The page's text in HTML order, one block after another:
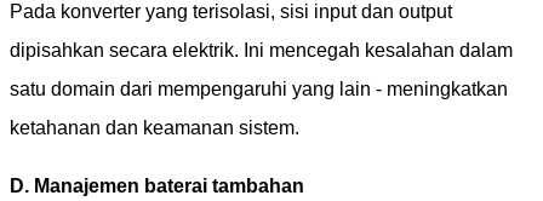
Pada konverter yang terisolasi, sisi input dan output
dipisahkan secara elektrik. Ini mencegah kesalahan dalam
satu domain dari mempengaruhi yang lain - meningkatkan
ketahanan dan keamanan sistem.
D. Manajemen baterai tambahan